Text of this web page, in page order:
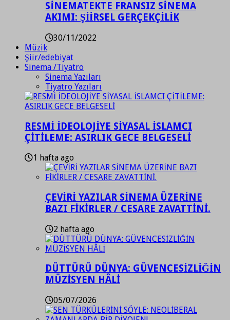
SİNEMATEKTE FRANSIZ SİNEMA
AKIMI: ŞİİRSEL GERÇEKÇİLİK
30/11/2022
Müzik
Şiir/edebiyat
Sinema /Tiyatro
Sinema Yazıları
Tiyatro Yazıları
RESMİ İDEOLOJİYE SİYASAL İSLAMCI
ÇİTİLEME: ASIRLIK GECE BELGESELİ
1 hafta ago
ÇEVİRİ YAZILAR SİNEMA ÜZERİNE
BAZI FİKİRLER / CESARE ZAVATTİNİ.
2 hafta ago
DÜTTÜRÜ DÜNYA: GÜVENCESİZLİĞİN
MÜZİSYEN HÂLİ
05/07/2026